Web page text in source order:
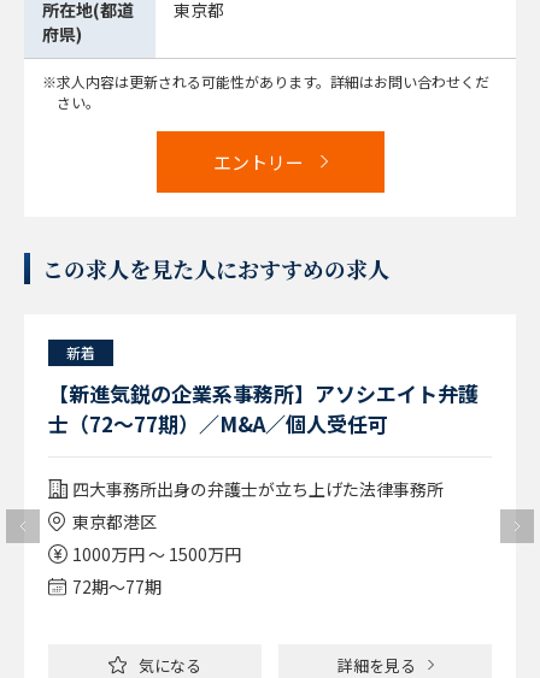
所在地(都道
府県)
東京都
求人内容は更新される可能性があります。詳細はお問い合わせくだ
さい。
エントリー
この求人を見た人におすすめの求人
新着
【新進気鋭の企業系事務所】アソシエイト弁護
士（72～77期）／M&A／個人受任可
四大事務所出身の弁護士が立ち上げた法律事務所
東京都港区
1000万円 ～ 1500万円
72期〜77期
気になる 詳細を見る